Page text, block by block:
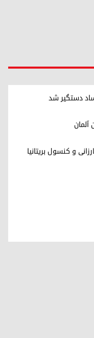
دستگیر شد
آلمان
و کنسول بریتانیا